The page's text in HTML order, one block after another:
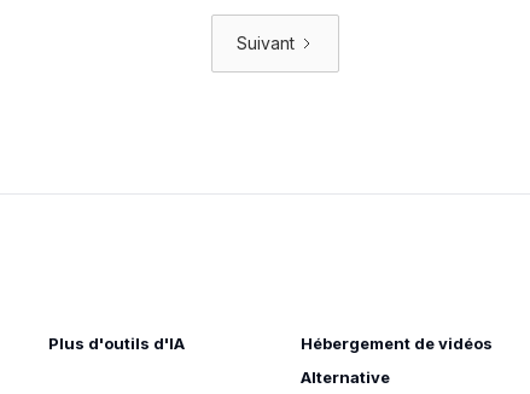
Suivant
Plus d'outils d'IA
Hébergement de vidéos
Alternative